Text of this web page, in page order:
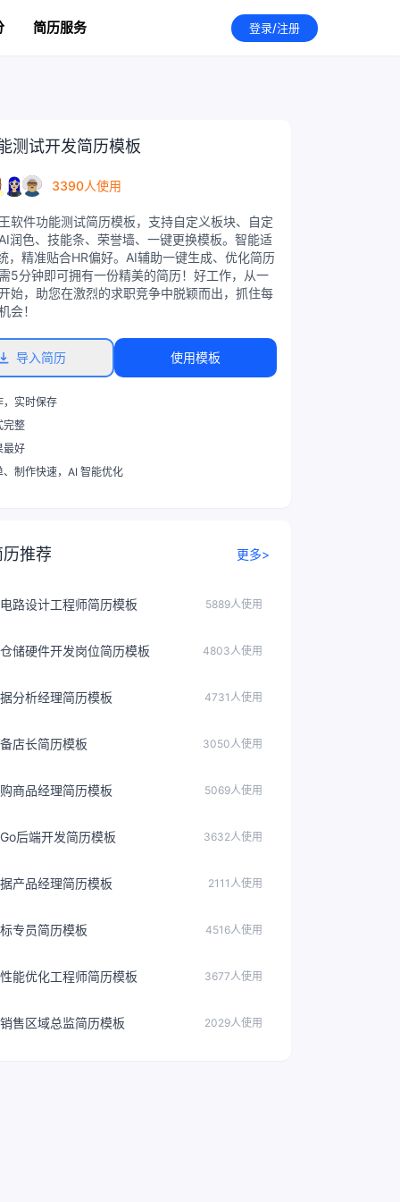
简历服务 登录/注册
测试开发简历模板
3390人使用
软件功能测试简历模板，支持自定义板块、自定
润色、技能条、荣誉墙、一键更换模板。智能适
，精准贴合HR偏好。AI辅助一键生成、优化简历
5分钟即可拥有一份精美的简历！好工作，从一
始，助您在激烈的求职竞争中脱颖而出，抓住每
会！
导入简历 使用模板
，实时保存
完整
最好
、制作快速，AI 智能优化
推荐 更多>
路设计工程师简历模板 5889人使用
储硬件开发岗位简历模板 4803人使用
分析经理简历模板 4731人使用
店长简历模板 3050人使用
商品经理简历模板 5069人使用
后端开发简历模板 3632人使用
产品经理简历模板 2111人使用
专员简历模板 4516人使用
能优化工程师简历模板 3677人使用
售区域总监简历模板 2029人使用